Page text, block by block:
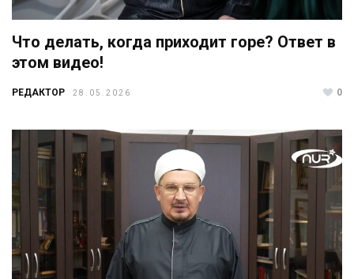
Что делать, когда приходит горе? Ответ в
этом видео!
РЕДАКТОР 28.05.2026 0